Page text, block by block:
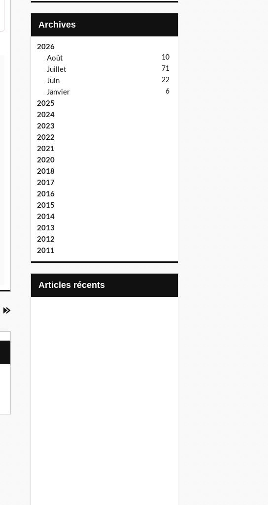
Archives
2026
Août
10
Juillet 71
Juin 22
Janvier 6
2025
2024
2023
2022
2021
2020
2018
2017
2016
2015
2014
2013
2012
2011
articles récents